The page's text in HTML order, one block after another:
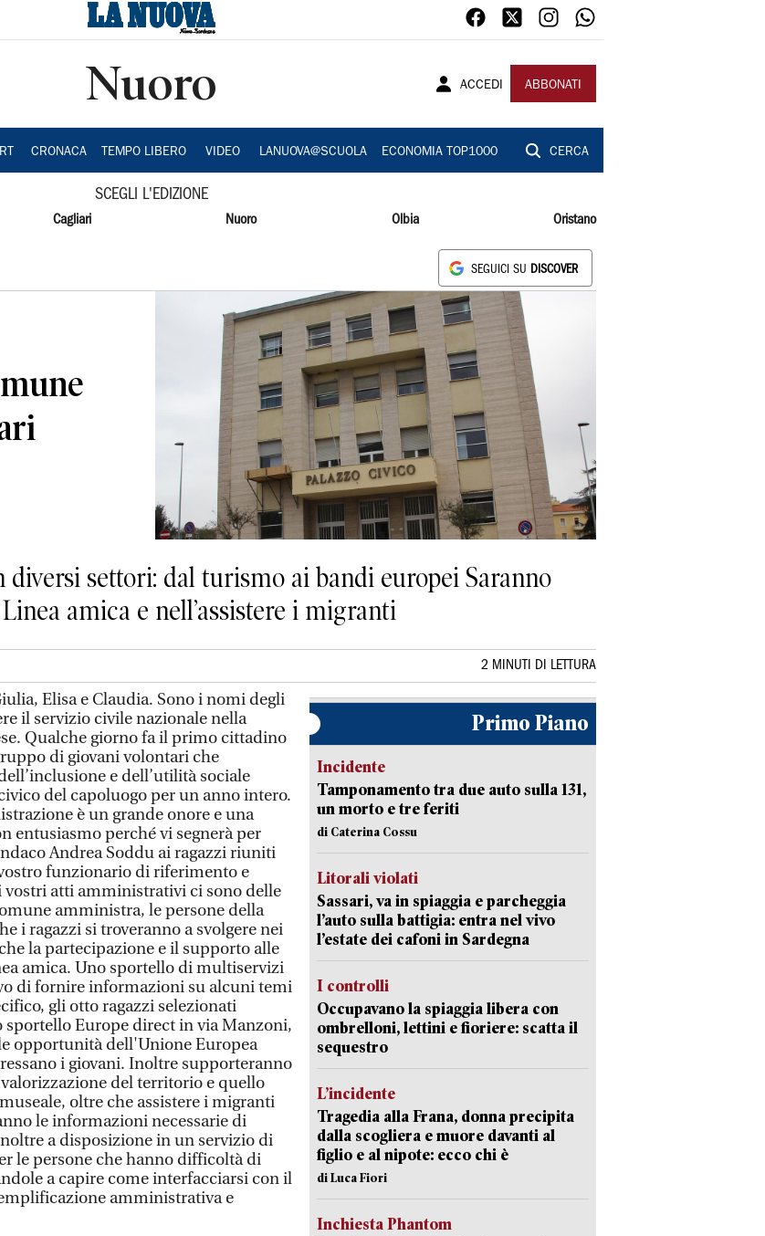
Nuoro ACCEDI ABBONATI
CRONACA TEMPO LIBERO VIDEO LANUOVA@SCUOLA ECONOMIA TOP1000 CERCA
SCEGLI L'EDIZIONE
Cagliari Nuoro Olbia Oristano
SEGUICI SU DISCOVER
settori: dal turismo ai bandi europei Saranno
amica e nell’assistere i migranti
2 MINUTI DI LETTURA
Elisa e Claudia. Sono i nomi degli
il servizio civile nazionale nella
Qualche giorno fa il primo cittadino
di giovani volontari che
e dell’utilità sociale
del capoluogo per un anno intero.
è un grande onore e una
entusiasmo perché vi segnerà per
Andrea Soddu ai ragazzi riuniti
funzionario di riferimento e
atti amministrativi ci sono delle
amministra, le persone della
i ragazzi si troveranno a svolgere nei
la partecipazione e il supporto alle
amica. Uno sportello di multiservizi
di fornire informazioni su alcuni temi
gli otto ragazzi selezionati
Europe direct in via Manzoni,
opportunità dell'Unione Europea
i giovani. Inoltre supporteranno
del territorio e quello
oltre che assistere i migranti
le informazioni necessarie di
a disposizione in un servizio di
le persone che hanno difficoltà di
a capire come interfacciarsi con il
amministrativa e
Primo Piano
Incidente
Tamponamento tra due auto sulla 131,
un morto e tre feriti
di Caterina Cossu
Litorali violati
Sassari, va in spiaggia e parcheggia
l’auto sulla battigia: entra nel vivo
l’estate dei cafoni in Sardegna
I controlli
Occupavano la spiaggia libera con
ombrelloni, lettini e fioriere: scatta il
sequestro
L’incidente
Tragedia alla Frana, donna precipita
dalla scogliera e muore davanti al
figlio e al nipote: ecco chi è
di Luca Fiori
Inchiesta Phantom